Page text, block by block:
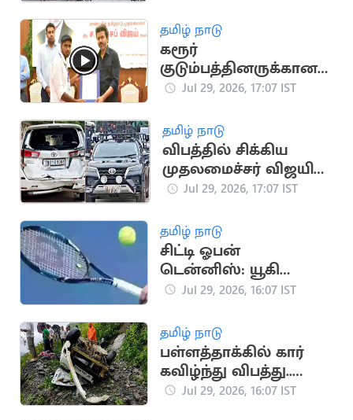
வளர்ந்த வரலாறு
தமிழ் நாடு
கரூர்
குடும்பத்தினருக்கான
அரசு பணி ரத்து..
தமிழக அரசு மனு
Jul 29, 2026, 17:07 IST
தமிழ் நாடு
விபத்தில் சிக்கிய
முதலமைச்சர் விஜயின்
கான்வாய் வாகனம்
Jul 29, 2026, 17:07 IST
தமிழ் நாடு
சிட்டி ஓபன்
டென்னிஸ்: யூகி
பாம்ப்ரி ஜோடி
Jul 29, 2026, 16:07 IST
தமிழ் நாடு
பள்ளத்தாக்கில் கார்
கவிழ்ந்து விபத்து..
பச்சிளம் குழந்தை
Jul 29, 2026, 16:07 IST